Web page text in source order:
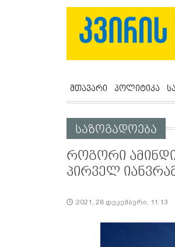
მთავარი პოლიტიკა
საზოგადოება
როგორი
პირველ
2021, 28 დეკემბერი, 11:13